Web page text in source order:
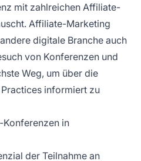
mit zahlreichen Affiliate-
Affiliate-Marketing
digitale Branche auch
von Konferenzen und
Weg, um über die
informiert zu
in
der Teilnahme an